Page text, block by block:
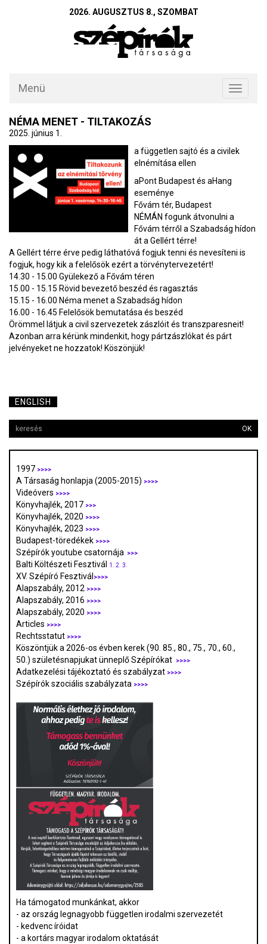
2026. AUGUSZTUS 8., SZOMBAT
Toggle
Menü
NÉMA MENET - TILTAKOZÁS
2025. június 1.
a független sajtó és a civilek
elnémítása ellen
aPont Budapest és aHang
eseménye
Fővám tér, Budapest
NÉMÁN fogunk átvonulni a
Fővám térről a Szabadság hídon
át a Gellért térre!
A Gellért térre érve pedig láthatóvá fogjuk tenni és nevesíteni is
fogjuk, hogy kik a felelősök ezért a törvénytervezetért!
14.30 - 15.00 Gyülekező a Fővám téren
15.00 - 15.15 Rövid bevezető beszéd és ragasztás
15.15 - 16.00 Néma menet a Szabadság hídon
16.00 - 16.45 Felelősök bemutatása és beszéd
Örömmel látjuk a civil szervezetek zászlóit és transzparesneit!
Azonban arra kérünk mindenkit, hogy pártzászlókat és párt
jelvényeket ne hozzatok! Köszönjük!
ENGLISH
OK
1997 >>>>
A Társaság honlapja (2005-2015) >>>>
Videóvers >>>>
Könyvhajlék, 2017 >>>
Könyvhajlék, 2020 >>>>
Könyvhajlék, 2023 >>>>
Budapest-töredékek >>>>
Szépírók youtube csatornája >>>
Balti Költészeti Fesztivál 1. 2. 3.
XV. Szépíró Fesztivál >>>>
Alapszabály, 2012 >>>>
Alapszabály, 2016 >>>>
Alapszabály, 2020 >>>>
Articles >>>>
Rechtsstatut >>>>
Köszöntjük a 2026-os évben kerek (90. 85., 80., 75., 70., 60.,
50.) születésnapjukat ünneplő Szépírókat
>>>>
Adatkezelési tájékoztató és szabályzat >>>>
Szépírók szociális szabályzata >>>>
Ha támogatod munkánkat, akkor
- az ország legnagyobb független irodalmi szervezetét
- kedvenc íróidat
- a kortárs magyar irodalom oktatását